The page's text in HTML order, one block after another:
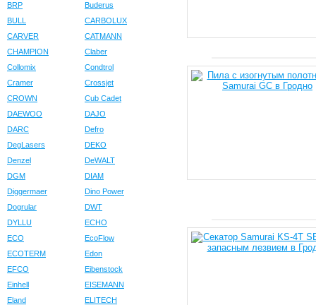
BRP
Buderus
BULL
CARBOLUX
CARVER
CATMANN
CHAMPION
Claber
Collomix
Condtrol
Cramer
Crossjet
CROWN
Cub Cadet
DAEWOO
DAJO
DARC
Defro
DegLasers
DEKO
Denzel
DeWALT
DGM
DIAM
Diggermaer
Dino Power
Dogrular
DWT
DYLLU
ECHO
ECO
EcoFlow
ECOTERM
Edon
EFCO
Eibenstock
Einhell
EISEMANN
Eland
ELITECH